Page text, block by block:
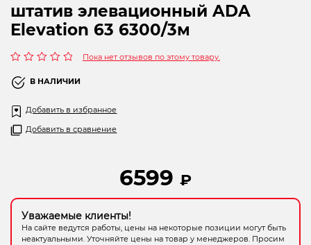
штатив элевационный ADA
Elevation 63 6300/3м
0
из
Пока нет отзывов по этому товару.
В НАЛИЧИИ
Добавить в избранное
Добавить в сравнение
6599 ₽
Уважаемые клиенты!
На сайте ведутся работы, цены на некоторые позиции могут быть
неактуальными. Уточняйте цены на товар у менеджеров. Просим